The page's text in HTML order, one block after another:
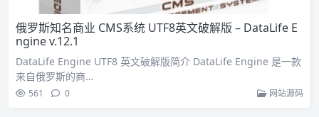
俄罗斯知名商业 CMS系统 UTF8英文破解版 – DataLife E
ngine v.12.1
DataLife Engine UTF8 英文破解版简介 DataLife Engine 是一款
来自俄罗斯的商…
561 0 网站源码